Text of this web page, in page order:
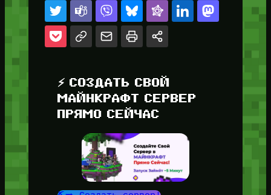
⚡ СОЗДАТЬ СВОЙ
МАЙНКРАФТ СЕРВЕР
ПРЯМО СЕЙЧАС